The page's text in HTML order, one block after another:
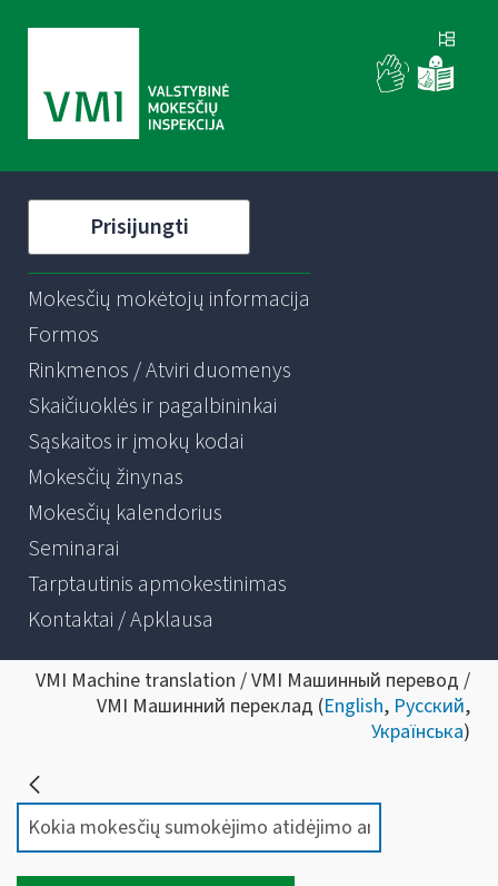
Prisijungti
Mokesčių mokėtojų informacija
Formos
Rinkmenos / Atviri duomenys
Skaičiuoklės ir pagalbininkai
Sąskaitos ir įmokų kodai
Mokesčių žinynas
Mokesčių kalendorius
Seminarai
Tarptautinis apmokestinimas
Kontaktai / Apklausa
VMI Machine translation / VMI Машинный перевод /
VMI Машинний переклад (English, Русский,
Українська)